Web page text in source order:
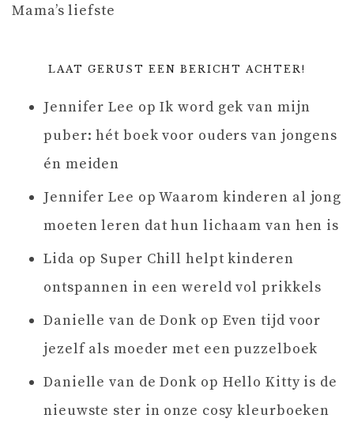
Mama’s liefste
LAAT GERUST EEN BERICHT ACHTER!
Jennifer Lee opIk word gek van mijn
puber: hét boek voor ouders van jongens
én meiden
Jennifer Lee opWaarom kinderen al jong
moeten leren dat hun lichaam van hen is
Lida op Super Chill helpt kinderen
ontspannen in een wereld vol prikkels
Danielle van de Donk op Even tijd voor
jezelf als moeder met een puzzelboek
Danielle van de Donk op Hello Kitty is de
nieuwste ster in onze cosy kleurboeken